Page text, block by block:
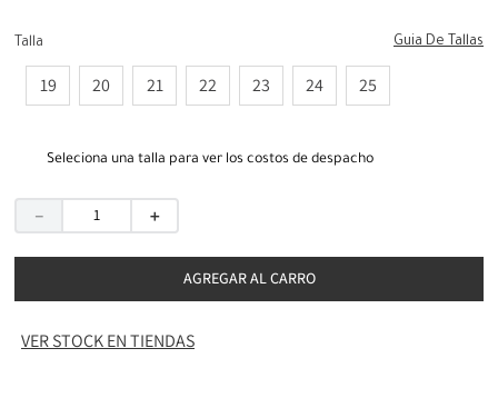
Talla Guia De Tallas
19 20 21 22 23 24 25
Seleciona una talla para ver los costos de despacho
＋
－
AGREGAR AL CARRO
VER STOCK EN TIENDAS